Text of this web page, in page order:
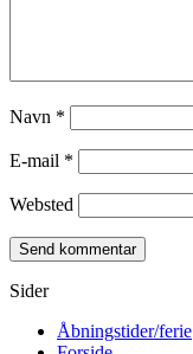
Navn *
E-mail *
Websted
Sider
Åbningstider/ferie